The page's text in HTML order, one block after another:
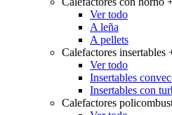
Ver todo
A leña
A pellets
Calefactores insertables
Ver todo
Insertables
Insertables con
Calefactores